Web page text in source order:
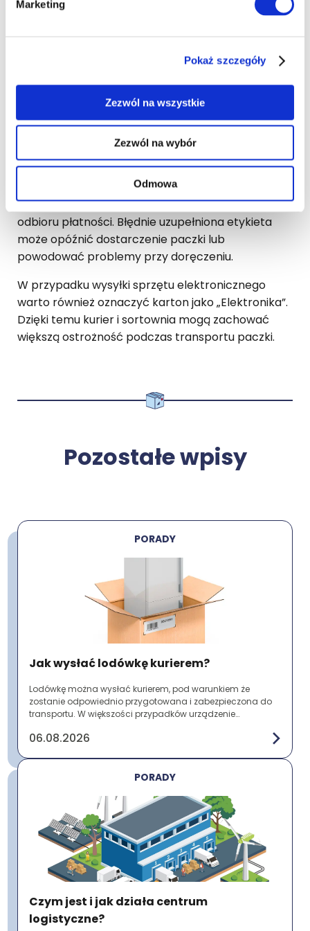
Marketing
Pokaż szczegóły
Zezwól na wszystkie
Zezwól na wybór
Odmowa
Bardzo ważna jest także etykieta przewozowa.
została uszkodzona w czasie wysyłki kurierskiej.
imię i nazwisko,
numer telefonu,
adres dostawy,
kod pocztowy.
przesyłkę za pobraniem
sprawdź dodatkowo poprawność danych do
odbioru płatności. Błędnie uzupełniona etykieta
może opóźnić dostarczenie paczki lub
powodować problemy przy doręczeniu.
W przypadku wysyłki sprzętu elektronicznego
warto również oznaczyć karton jako „Elektronika”.
Dzięki temu kurier i sortownia mogą zachować
większą ostrożność podczas transportu paczki.
Pozostałe wpisy
PORADY
Jak wysłać lodówkę kurierem?
Lodówkę można wysłać kurierem, pod warunkiem że
zostanie odpowiednio przygotowana i zabezpieczona do
transportu. W większości przypadków urządzenie
06.08.2026
PORADY
Czym jest i jak działa centrum
logistyczne?